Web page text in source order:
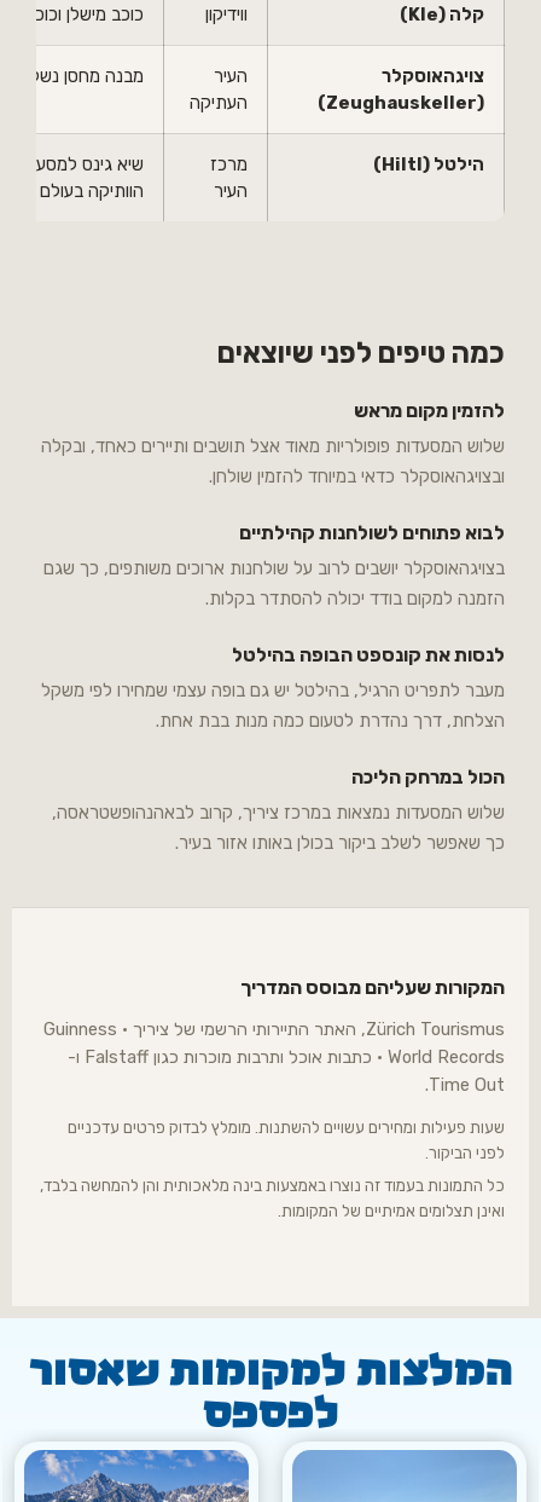
קלה (Kle) ווידיקון כוכב מישלן וכוכב
צויגהאוסקלר
(Zeughauskeller)
העיר
העתיקה
מבנה מחסן נשק מ-1487
הילטל (Hiltl)
מרכז
העיר
שיא גינס למסעדה
הוותיקה בעולם
כמה טיפים לפני שיוצאים
להזמין מקום מראש
שלוש המסעדות פופולריות מאוד אצל תושבים ותיירים כאחד, ובקלה
ובצויגהאוסקלר כדאי במיוחד להזמין שולחן.
לבוא פתוחים לשולחנות קהילתיים
בצויגהאוסקלר יושבים לרוב על שולחנות ארוכים משותפים, כך שגם
הזמנה למקום בודד יכולה להסתדר בקלות.
לנסות את קונספט הבופה בהילטל
מעבר לתפריט הרגיל, בהילטל יש גם בופה עצמי שמחירו לפי משקל
הצלחת, דרך נהדרת לטעום כמה מנות בבת אחת.
הכול במרחק הליכה
שלוש המסעדות נמצאות במרכז ציריך, קרוב לבאהנהופשטראסה,
כך שאפשר לשלב ביקור בכולן באותו אזור בעיר.
המקורות שעליהם מבוסס המדריך
Zürich Tourismus, האתר התיירותי הרשמי של ציריך · Guinness
World Records · כתבות אוכל ותרבות מוכרות כגון Falstaff ו-
Time Out.
שעות פעילות ומחירים עשויים להשתנות. מומלץ לבדוק פרטים עדכניים
לפני הביקור.
כל התמונות בעמוד זה נוצרו באמצעות בינה מלאכותית והן להמחשה בלבד,
ואינן תצלומים אמיתיים של המקומות.
המלצות למקומות שאסור
לפספס